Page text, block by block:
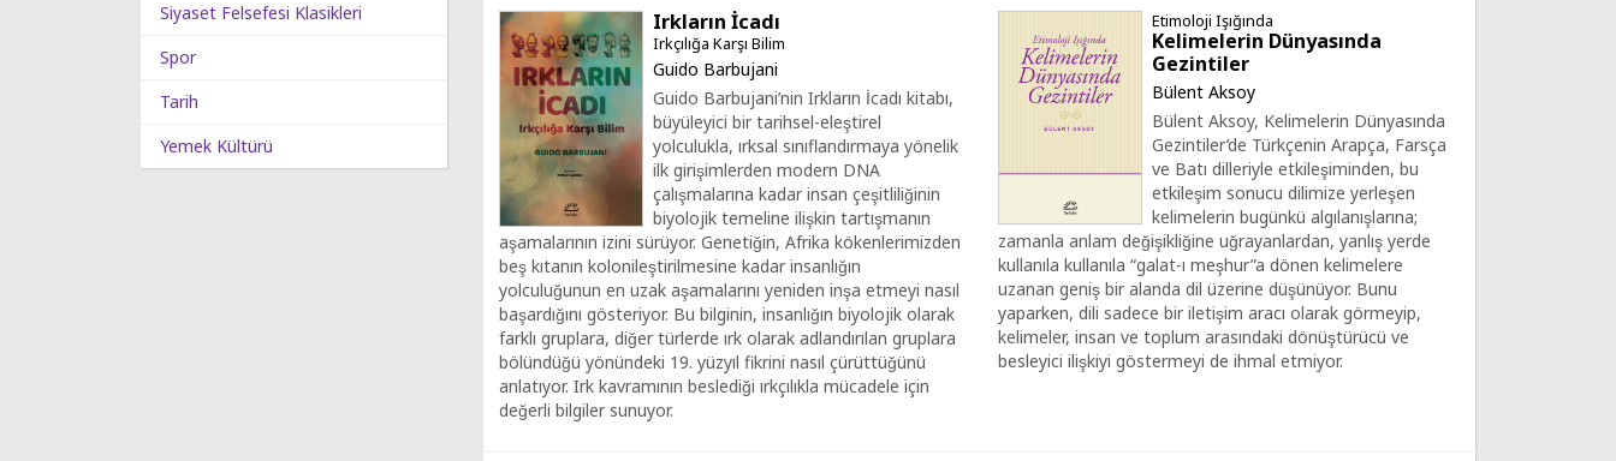
Siyaset Felsefesi Klasikleri
Spor
Tarih
Yemek Kültürü
Irkların İcadı
Irkçılığa Karşı Bilim
Guido Barbujani
Guido Barbujani’nin Irkların İcadı kitabı,
büyüleyici bir tarihsel-eleştirel
yolculukla, ırksal sınıflandırmaya yönelik
ilk girişimlerden modern DNA
çalışmalarına kadar insan çeşitliliğinin
biyolojik temeline ilişkin tartışmanın
aşamalarının izini sürüyor. Genetiğin, Afrika kökenlerimizden
beş kıtanın kolonileştirilmesine kadar insanlığın
yolculuğunun en uzak aşamalarını yeniden inşa etmeyi nasıl
başardığını gösteriyor. Bu bilginin, insanlığın biyolojik olarak
farklı gruplara, diğer türlerde ırk olarak adlandırılan gruplara
bölündüğü yönündeki 19. yüzyıl fikrini nasıl çürüttüğünü
anlatıyor. Irk kavramının beslediği ırkçılıkla mücadele için
değerli bilgiler sunuyor.
Etimoloji Işığında
Kelimelerin Dünyasında
Gezintiler
Bülent Aksoy
Bülent Aksoy, Kelimelerin Dünyasında
Gezintiler’de Türkçenin Arapça, Farsça
ve Batı dilleriyle etkileşiminden, bu
etkileşim sonucu dilimize yerleşen
kelimelerin bugünkü algılanışlarına;
zamanla anlam değişikliğine uğrayanlardan, yanlış yerde
kullanıla kullanıla “galat-ı meşhur”a dönen kelimelere
uzanan geniş bir alanda dil üzerine düşünüyor. Bunu
yaparken, dili sadece bir iletişim aracı olarak görmeyip,
kelimeler, insan ve toplum arasındaki dönüştürücü ve
besleyici ilişkiyi göstermeyi de ihmal etmiyor.